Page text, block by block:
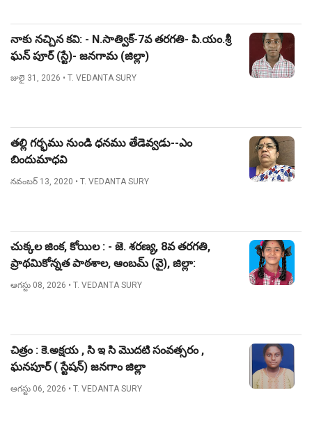
నాకు నచ్చిన కవి: - N.సాత్విక్-7వ తరగతి- పి.యం.శ్రీ
ఘన్ పూర్ (స్టే)- జనగామ (జిల్లా)
జులై 31, 2026 • T. VEDANTA SURY
తల్లి గర్భము నుండి ధనము తేడెవ్వడు--ఎం
బిందుమాధవి
నవంబర్ 13, 2020 • T. VEDANTA SURY
చుక్కల జింక, కోయిల : - జె. శరణ్య, 8వ తరగతి,
ప్రాథమికోన్నత పాఠశాల, ఆంబమ్ (వై), జిల్లా:
నిజామాబాద్.
ఆగస్టు 08, 2026 • T. VEDANTA SURY
చిత్రం : కె.అక్షయ , సి ఇ సి మొదటి సంవత్సరం ,
ఘనపూర్ ( స్టేషన్) జనగాం జిల్లా
ఆగస్టు 06, 2026 • T. VEDANTA SURY